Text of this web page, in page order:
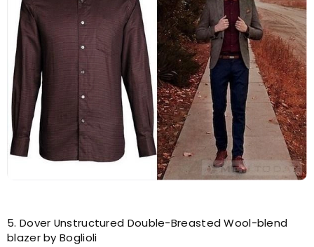
5. Dover Unstructured Double-Breasted Wool-blend
blazer by Boglioli